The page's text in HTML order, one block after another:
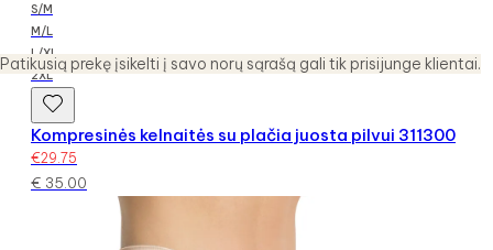
Patikusią prekę įsikelti į savo norų sąrašą gali tik prisijunge klientai.
S/M
M/L
L/XL
2XL
Kompresinės kelnaitės su plačia juosta pilvui 311300
€29.75
€ 35.00